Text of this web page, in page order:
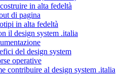
in alta fedeltà
di pagina
in alta fedeltà
il design system .italia
del design system
operative
contribuire al design system .italia